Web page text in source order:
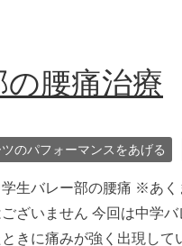
腰痛治療
ツのパフォーマンスをあげる
学生バレー部の腰痛 ※あく
ございません 今回は中学
ときに痛みが強く出現し